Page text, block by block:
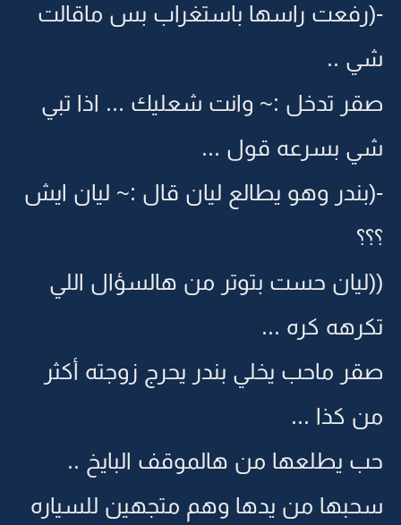
-(رفعت راسها باستغراب بس ماقالت
شي ..
صقر تدخل :~ وانت شعليك ... اذا تبي
شي بسرعه قول ...
-(بندر وهو يطالع ليان قال :~ ليان ايش
؟؟؟
((ليان حست بتوتر من هالسؤال اللي
تكرهه كره ...
صقر ماحب يخلي بندر يحرج زوجته أكثر
من كذا ...
حب يطلعها من هالموقف البايخ ..
سحبها من يدها وهم متجهين للسياره